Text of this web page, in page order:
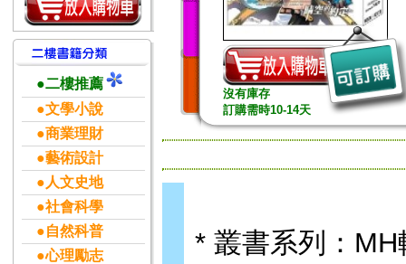
●二樓推薦
●文學小說
●商業理財
●藝術設計
●人文史地
●社會科學
●自然科普
●心理勵志
沒有庫存
訂購需時10-14天
* 叢書系列：